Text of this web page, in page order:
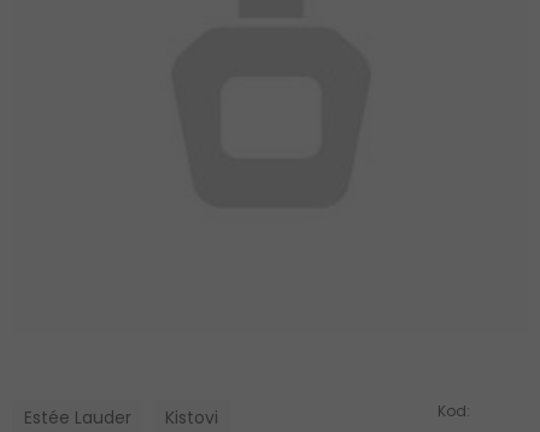
Estée Lauder Kistovi Kod: